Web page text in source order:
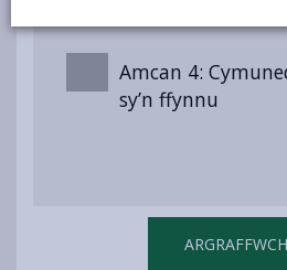
Amcan 4:
sy’n ffynnu